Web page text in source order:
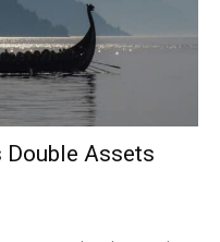
Double Assets